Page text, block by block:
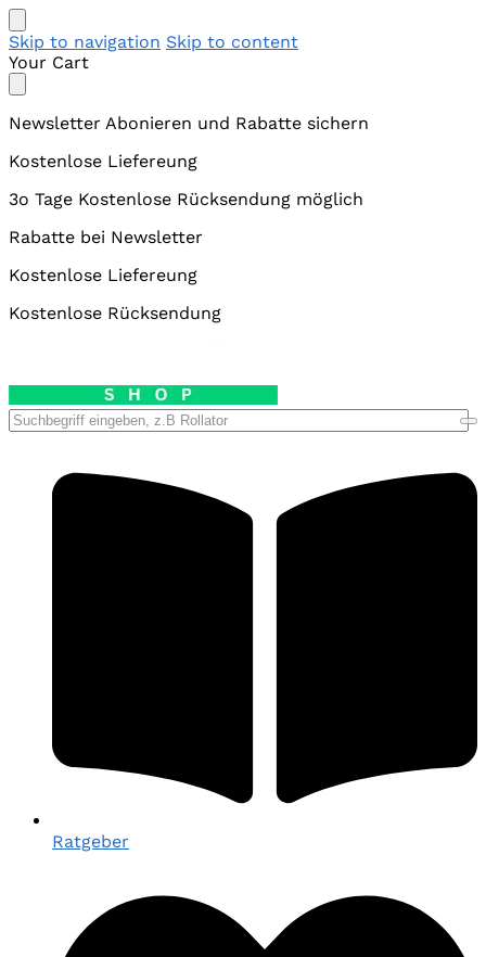
Skip to navigation Skip to content
Your Cart
Newsletter Abonieren und Rabatte sichern
Kostenlose Liefereung
3o Tage Kostenlose Rücksendung möglich
Rabatte bei Newsletter
Kostenlose Liefereung
Kostenlose Rücksendung
Ratgeber